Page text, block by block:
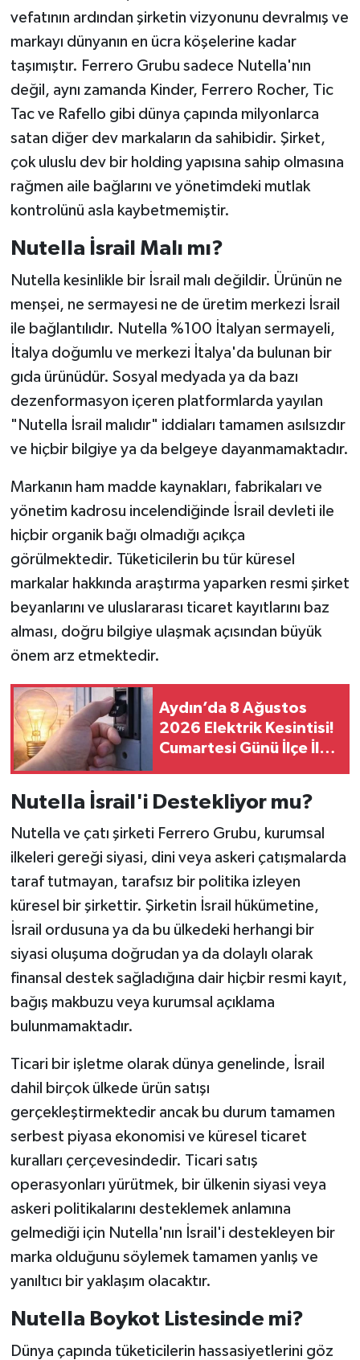
vefatının ardından şirketin vizyonunu devralmış ve
markayı dünyanın en ücra köşelerine kadar
taşımıştır. Ferrero Grubu sadece Nutella'nın
değil, aynı zamanda Kinder, Ferrero Rocher, Tic
Tac ve Rafello gibi dünya çapında milyonlarca
satan diğer dev markaların da sahibidir. Şirket,
çok uluslu dev bir holding yapısına sahip olmasına
rağmen aile bağlarını ve yönetimdeki mutlak
kontrolünü asla kaybetmemiştir.
Nutella İsrail Malı mı?
Nutella kesinlikle bir İsrail malı değildir. Ürünün ne
menşei, ne sermayesi ne de üretim merkezi İsrail
ile bağlantılıdır. Nutella %100 İtalyan sermayeli,
İtalya doğumlu ve merkezi İtalya'da bulunan bir
gıda ürünüdür. Sosyal medyada ya da bazı
dezenformasyon içeren platformlarda yayılan
"Nutella İsrail malıdır" iddiaları tamamen asılsızdır
ve hiçbir bilgiye ya da belgeye dayanmamaktadır.
Markanın ham madde kaynakları, fabrikaları ve
yönetim kadrosu incelendiğinde İsrail devleti ile
hiçbir organik bağı olmadığı açıkça
görülmektedir. Tüketicilerin bu tür küresel
markalar hakkında araştırma yaparken resmi şirket
beyanlarını ve uluslararası ticaret kayıtlarını baz
alması, doğru bilgiye ulaşmak açısından büyük
önem arz etmektedir.
Aydın’da 8 Ağustos
2026 Elektrik Kesintisi!
Cumartesi Günü İlçe İlçe
Nutella İsrail'i Destekliyor mu?
Nutella ve çatı şirketi Ferrero Grubu, kurumsal
ilkeleri gereği siyasi, dini veya askeri çatışmalarda
taraf tutmayan, tarafsız bir politika izleyen
küresel bir şirkettir. Şirketin İsrail hükümetine,
İsrail ordusuna ya da bu ülkedeki herhangi bir
siyasi oluşuma doğrudan ya da dolaylı olarak
finansal destek sağladığına dair hiçbir resmi kayıt,
bağış makbuzu veya kurumsal açıklama
bulunmamaktadır.
Ticari bir işletme olarak dünya genelinde, İsrail
dahil birçok ülkede ürün satışı
gerçekleştirmektedir ancak bu durum tamamen
serbest piyasa ekonomisi ve küresel ticaret
kuralları çerçevesindedir. Ticari satış
operasyonları yürütmek, bir ülkenin siyasi veya
askeri politikalarını desteklemek anlamına
gelmediği için Nutella'nın İsrail'i destekleyen bir
marka olduğunu söylemek tamamen yanlış ve
yanıltıcı bir yaklaşım olacaktır.
Nutella Boykot Listesinde mi?
Dünya çapında tüketicilerin hassasiyetlerini göz